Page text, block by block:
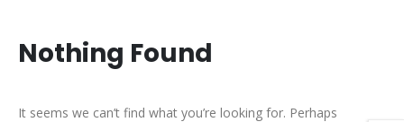
Nothing Found
It seems we can’t find what you’re looking for. Perhaps